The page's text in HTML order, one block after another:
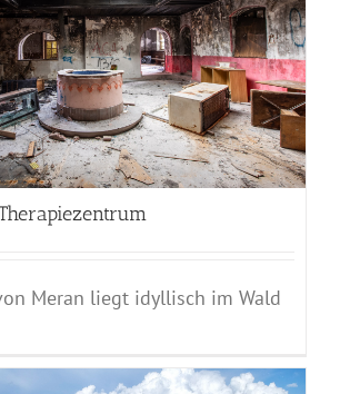
Meran liegt idyllisch im Wald